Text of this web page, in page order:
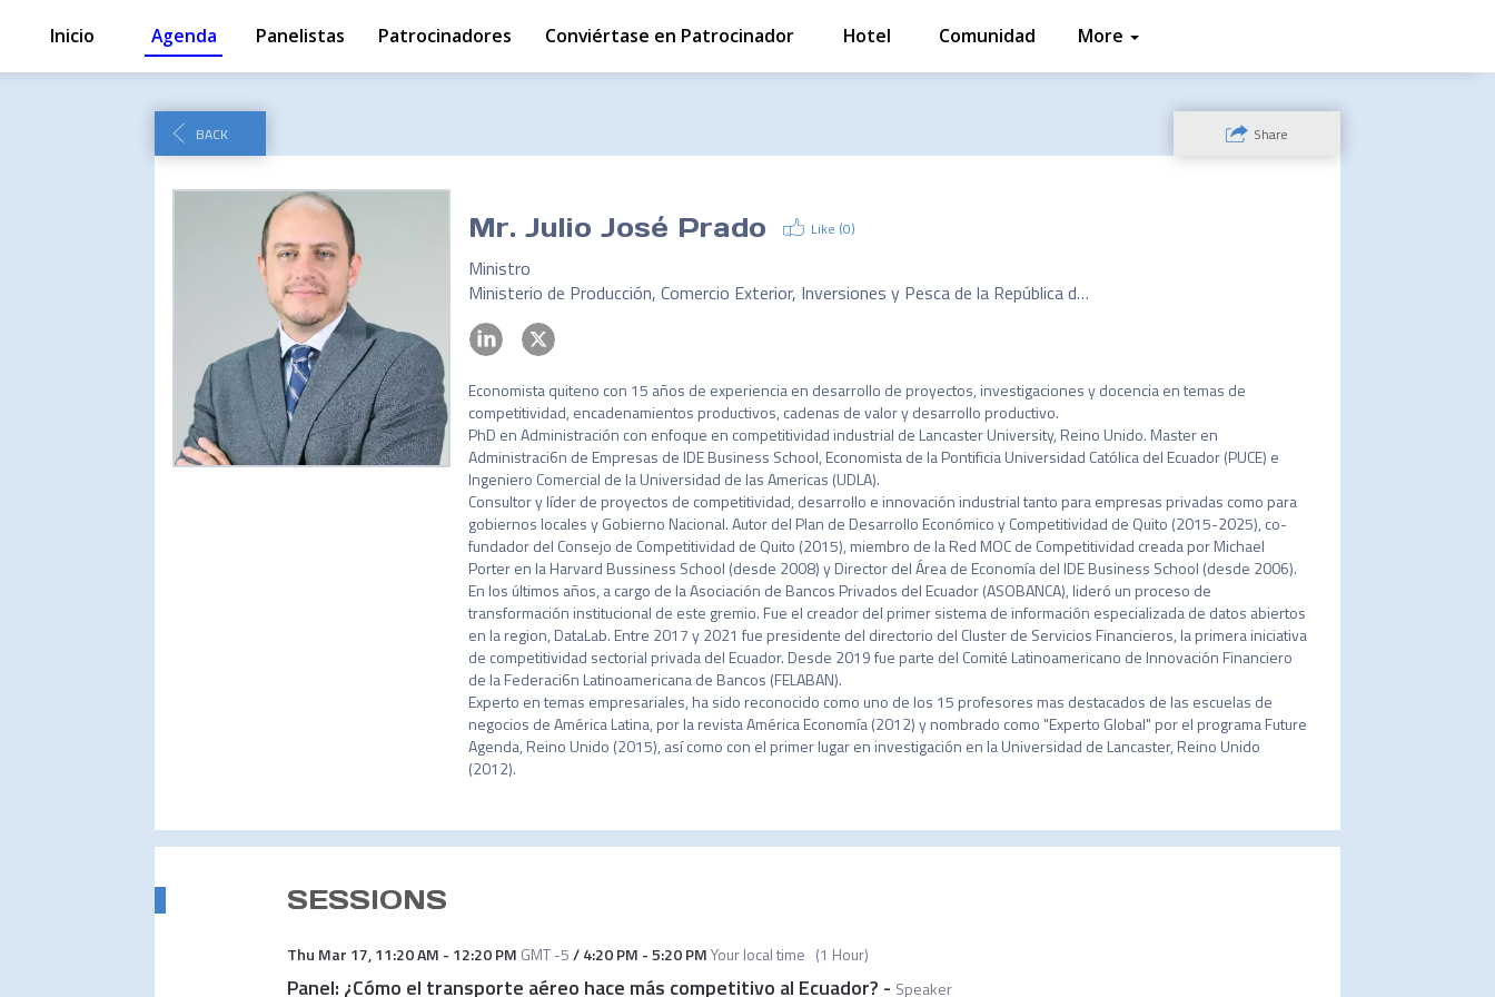
Inicio Agenda Panelistas Patrocinadores Conviértase en Patrocinador Hotel Comunidad Tweets
More
BACK Share
Mr. Julio José Prado Like (0)
Ministro
Ministerio de Producción, Comercio Exterior, Inversiones y Pesca de la República del Ecuador
Economista quiteno con 15 años de experiencia en desarrollo de proyectos, investigaciones y docencia en temas de
competitividad, encadenamientos productivos, cadenas de valor y desarrollo productivo.
PhD en Administración con enfoque en competitividad industrial de Lancaster University, Reino Unido. Master en
Administraci6n de Empresas de IDE Business School, Economista de la Pontificia Universidad Católica del Ecuador (PUCE) e
lngeniero Comercial de la Universidad de las Americas (UDLA).
Consultor y líder de proyectos de competitividad, desarrollo e innovación industrial tanto para empresas privadas como para
gobiernos locales y Gobierno Nacional. Autor del Plan de Desarrollo Económico y Competitividad de Quito (2015-2025), co-
fundador del Consejo de Competitividad de Quito (2015), miembro de la Red MOC de Competitividad creada por Michael
Porter en la Harvard Bussiness School (desde 2008) y Director del Área de Economía del IDE Business School (desde 2006).
En los últimos años, a cargo de la Asociación de Bancos Privados del Ecuador (ASOBANCA), lideró un proceso de
transformación institucional de este gremio. Fue el creador del primer sistema de información especializada de datos abiertos
en la region, DataLab. Entre 2017 y 2021 fue presidente del directorio del Cluster de Servicios Financieros, la primera iniciativa
de competitividad sectorial privada del Ecuador. Desde 2019 fue parte del Comité Latinoamericano de lnnovación Financiero
de la Federaci6n Latinoamericana de Bancos (FELABAN).
Experto en temas empresariales, ha sido reconocido como uno de los 15 profesores mas destacados de las escuelas de
negocios de América Latina, por la revista América Economía (2012) y nombrado como "Experto Global" por el programa Future
Agenda, Reino Unido (2015), así como con el primer lugar en investigación en la Universidad de Lancaster, Reino Unido
(2012).
SESSIONS
Thu Mar 17,11:20 AM - 12:20 PM GMT -5/4:20 PM -5:20 PMYour local time (1 Hour)
Panel: ¿Cómo el transporte aéreo hace más competitivo al Ecuador? - Speaker